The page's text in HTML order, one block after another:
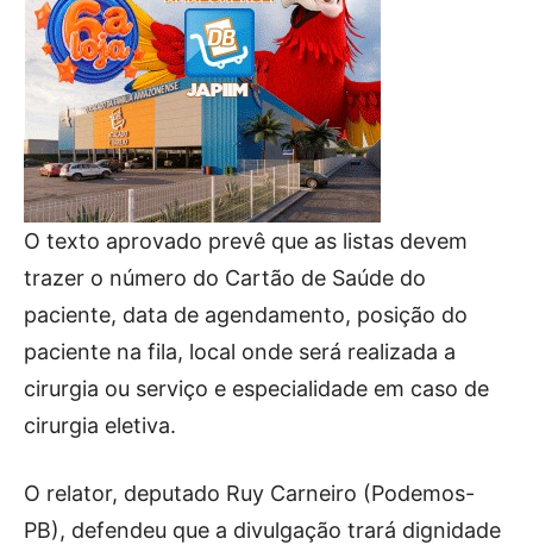
O texto aprovado prevê que as listas devem
trazer o número do Cartão de Saúde do
paciente, data de agendamento, posição do
paciente na fila, local onde será realizada a
cirurgia ou serviço e especialidade em caso de
cirurgia eletiva.
O relator, deputado Ruy Carneiro (Podemos-
PB), defendeu que a divulgação trará dignidade